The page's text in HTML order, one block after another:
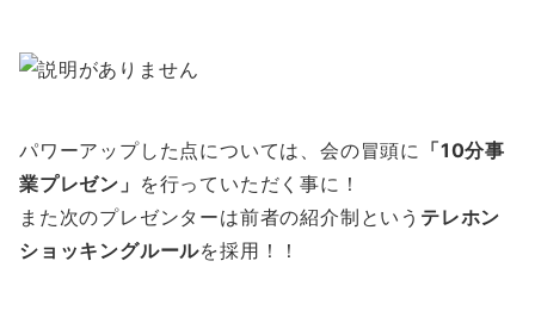
パワーアップした点については、会の冒頭に 「10分事
業プレゼン」 を行っていただく事に！
また次のプレゼンターは前者の紹介制という テレホン
ショッキングルールを採用！！